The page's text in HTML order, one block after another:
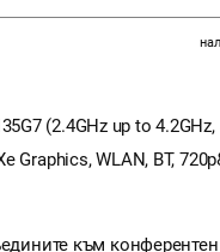
(2.4GHz up to 4.2GHz,
Graphics, WLAN, BT,
към